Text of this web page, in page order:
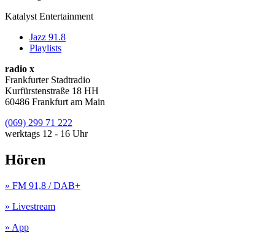
Katalyst Entertainment
Jazz 91.8
Playlists
radio x
Frankfurter Stadtradio
Kurfürstenstraße 18 HH
60486 Frankfurt am Main
(069) 299 71 222
werktags 12 - 16 Uhr
Hören
» FM 91,8 / DAB+
» Livestream
» App